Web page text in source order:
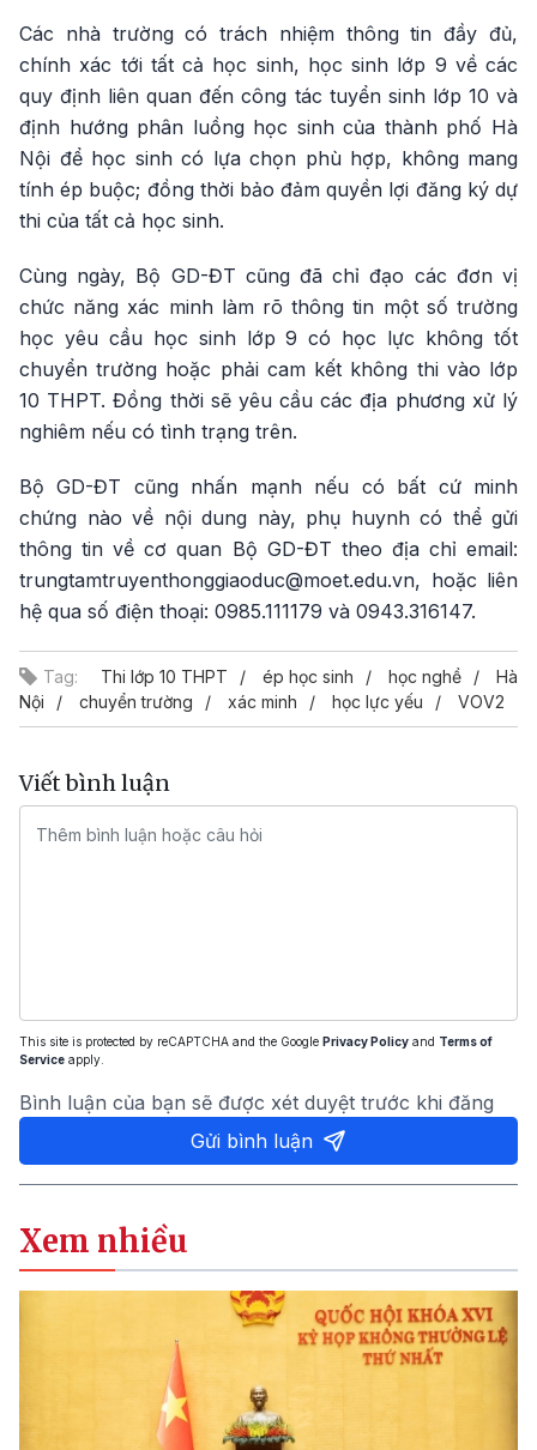
Các nhà trường có trách nhiệm thông tin đầy đủ,
chính xác tới tất cả học sinh, học sinh lớp 9 về các
quy định liên quan đến công tác tuyển sinh lớp 10 và
định hướng phân luồng học sinh của thành phố Hà
Nội để học sinh có lựa chọn phù hợp, không mang
tính ép buộc; đồng thời bảo đảm quyền lợi đăng ký dự
thi của tất cả học sinh.
Cùng ngày, Bộ GD-ĐT cũng đã chỉ đạo các đơn vị
chức năng xác minh làm rõ thông tin một số trường
học yêu cầu học sinh lớp 9 có học lực không tốt
chuyển trường hoặc phải cam kết không thi vào lớp
10 THPT. Đồng thời sẽ yêu cầu các địa phương xử lý
nghiêm nếu có tình trạng trên.
Bộ GD-ĐT cũng nhấn mạnh nếu có bất cứ minh
chứng nào về nội dung này, phụ huynh có thể gửi
thông tin về cơ quan Bộ GD-ĐT theo địa chỉ email:
trungtamtruyenthonggiaoduc@moet.edu.vn, hoặc liên
hệ qua số điện thoại: 0985.111179 và 0943.316147.
Tag: Thi lớp 10 THPT ép học sinh học nghề
Hà
Nội
chuyển trường xác minh học lực yếu VOV2
Viết bình luận
This site is protected by reCAPTCHA and the Google Privacy Policy and Terms of
Service apply.
Bình luận của bạn sẽ được xét duyệt trước khi đăng
Gửi bình luận
Xem nhiều